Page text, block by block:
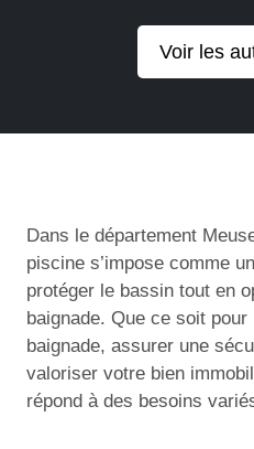
Voir les
Dans le département
piscine s’impose comme
protéger le bassin tout en
baignade. Que ce soit
baignade, assurer une
valoriser votre bien
répond à des besoins